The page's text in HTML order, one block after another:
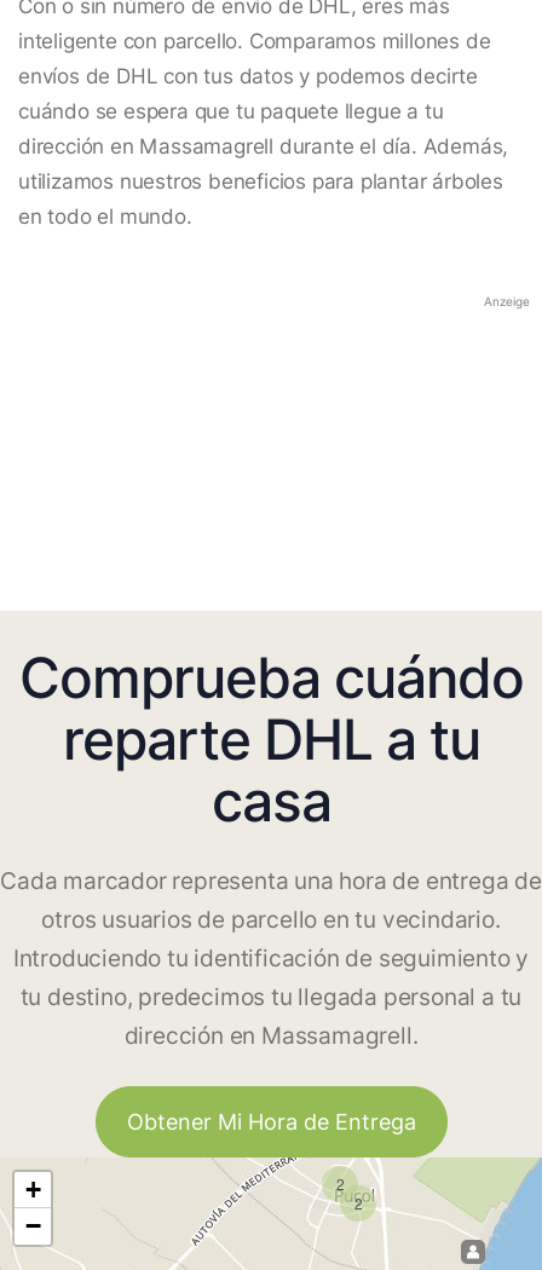
Con o sin número de envío de DHL, eres más
inteligente con parcello. Comparamos millones de
envíos de DHL con tus datos y podemos decirte
cuándo se espera que tu paquete llegue a tu
dirección en Massamagrell durante el día. Además,
utilizamos nuestros beneficios para plantar árboles
en todo el mundo.
Anzeige
Comprueba cuándo
reparte DHL a tu
casa
Cada marcador representa una hora de entrega de
otros usuarios de parcello en tu vecindario.
Introduciendo tu identificación de seguimiento y
tu destino, predecimos tu llegada personal a tu
dirección en Massamagrell.
Obtener Mi Hora de Entrega
2
2
+
−